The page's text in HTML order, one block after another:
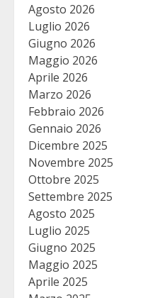
Agosto 2026
Luglio 2026
Giugno 2026
Maggio 2026
Aprile 2026
Marzo 2026
Febbraio 2026
Gennaio 2026
Dicembre 2025
Novembre 2025
Ottobre 2025
Settembre 2025
Agosto 2025
Luglio 2025
Giugno 2025
Maggio 2025
Aprile 2025